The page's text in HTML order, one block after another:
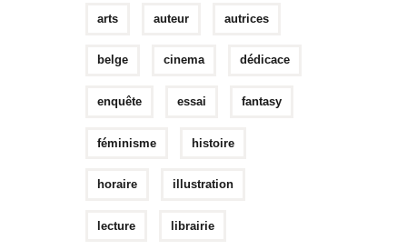
arts auteur autrices
belge cinema dédicace
enquête essai fantasy
féminisme histoire
horaire illustration
lecture librairie